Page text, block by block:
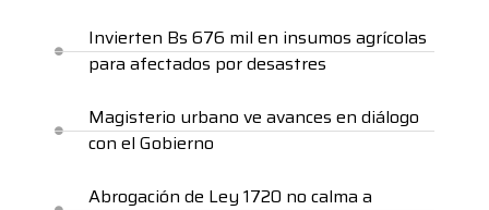
Invierten Bs 676 mil en insumos agrícolas
para afectados por desastres
Magisterio urbano ve avances en diálogo
con el Gobierno
Abrogación de Ley 1720 no calma a